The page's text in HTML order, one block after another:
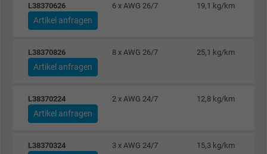
Zweck
Enthält eine zufällig generierte Benutzer-ID.
verschiedenen Websites
domänenübergreifend erkennen und
Name
bkdwCNfVtWgQ67qT8AM,49021628980,
L38370626 6 x AWG 26/7 19,1 kg/km
Artikel anfragen
L38370826 8 x AWG 26/7 25,1 kg/km
Artikel anfragen
L38370224 2 x AWG 24/7 12,8 kg/km
Artikel anfragen
L38370324 3 x AWG 24/7 15,3 kg/km